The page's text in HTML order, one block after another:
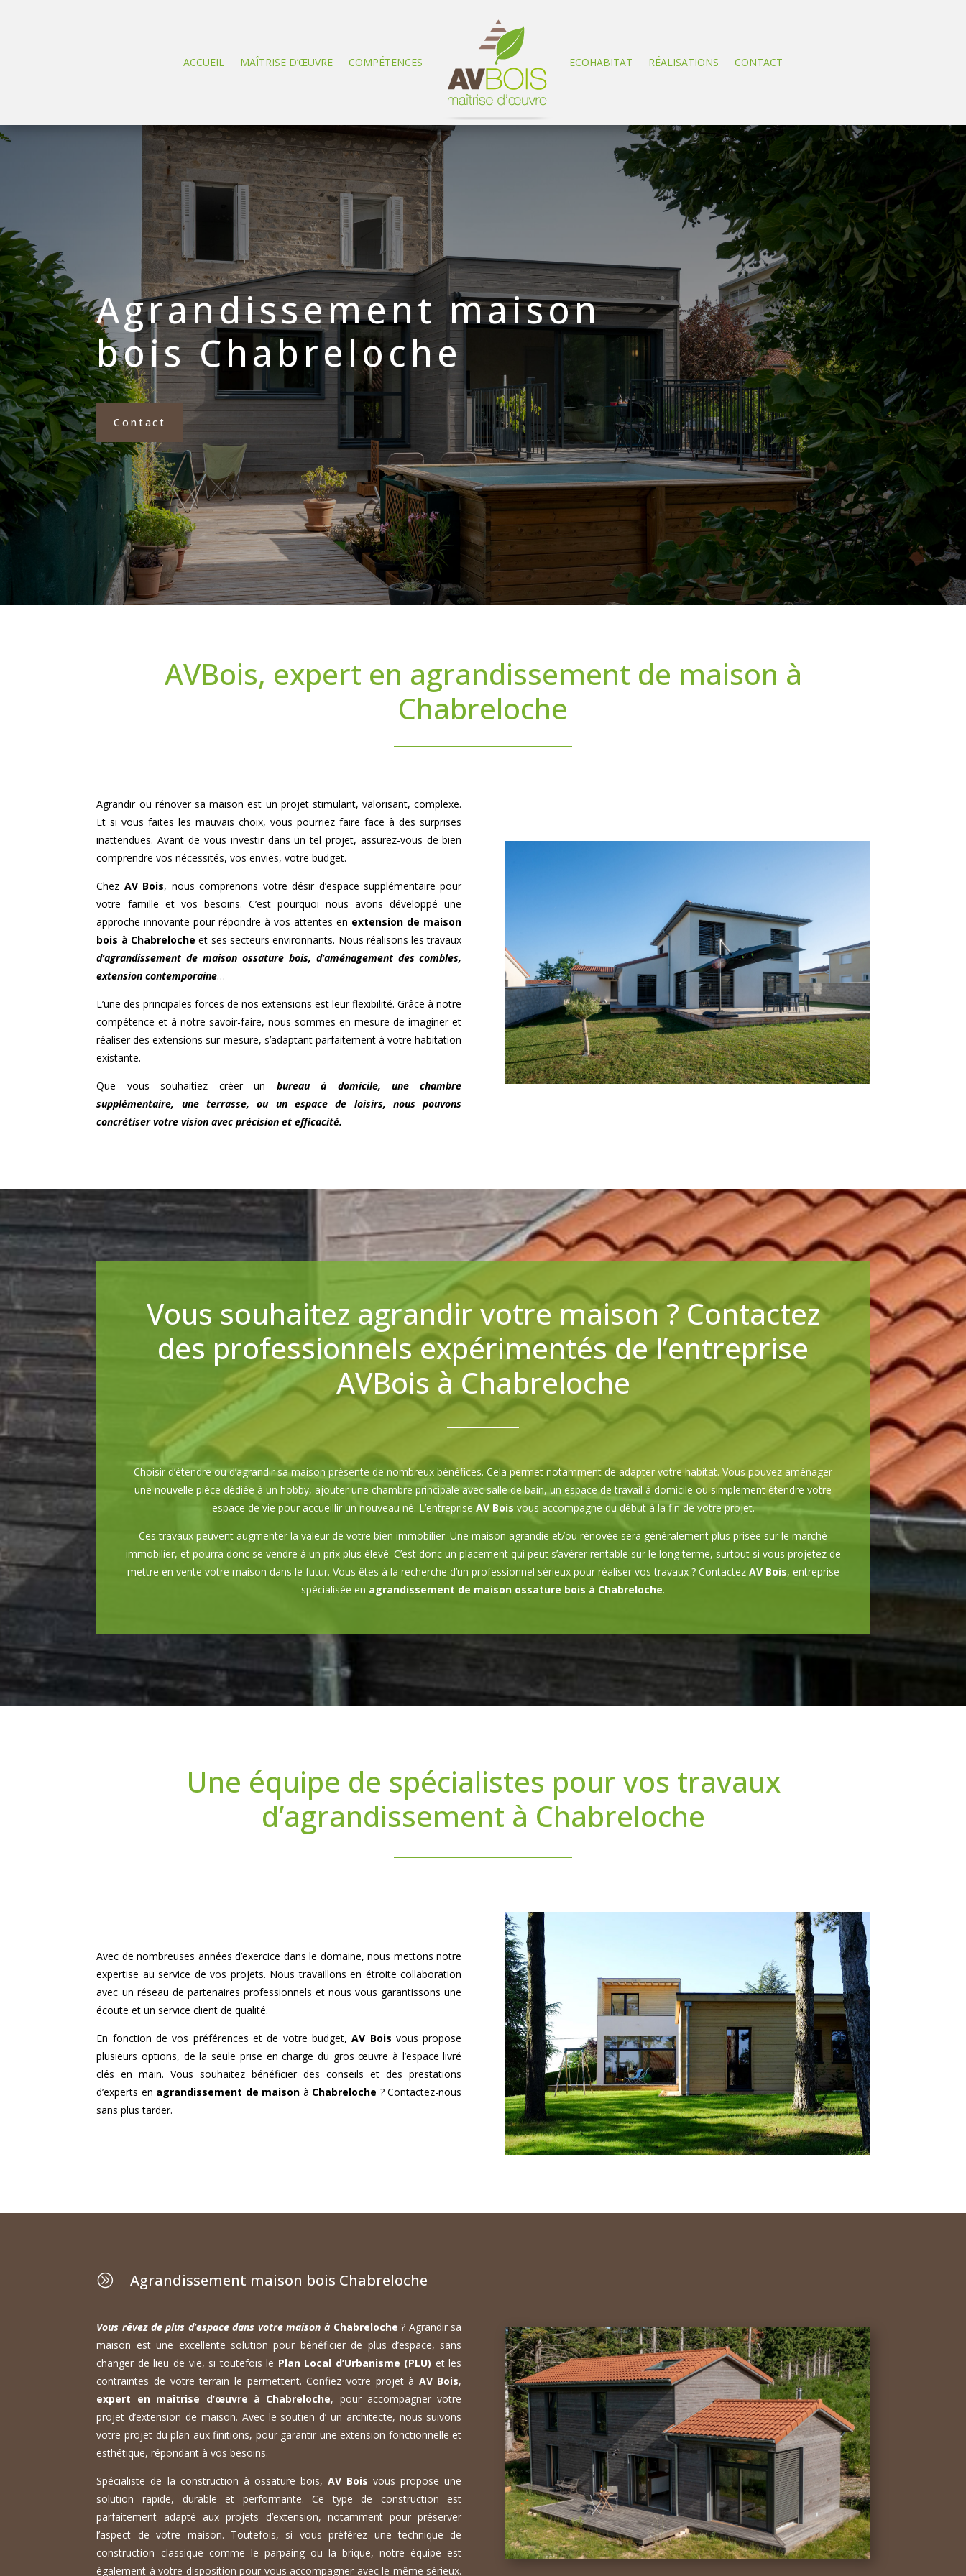
ACCUEIL MAÎTRISE D’ŒUVRE COMPÉTENCES ECOHABITAT RÉALISATIONS CONTACT
Agrandissement maison
bois Chabreloche
Contact
AVBois, expert en agrandissement de maison à
Chabreloche
Agrandir ou rénover sa maison est un projet stimulant, valorisant, complexe.
Et si vous faites les mauvais choix, vous pourriez faire face à des surprises
inattendues. Avant de vous investir dans un tel projet, assurez-vous de bien
comprendre vos nécessités, vos envies, votre budget.
Chez AV Bois, nous comprenons votre désir d’espace supplémentaire pour
votre famille et vos besoins. C’est pourquoi nous avons développé une
approche innovante pour répondre à vos attentes en extension de maison
bois à Chabreloche et ses secteurs environnants. Nous réalisons les travaux
d’agrandissement de maison ossature bois, d’aménagement des combles,
extension contemporaine…
L’une des principales forces de nos extensions est leur flexibilité. Grâce à notre
compétence et à notre savoir-faire, nous sommes en mesure de imaginer et
réaliser des extensions sur-mesure, s’adaptant parfaitement à votre habitation
existante.
Que vous souhaitiez créer un bureau à domicile, une chambre
supplémentaire, une terrasse, ou un espace de loisirs, nous pouvons
concrétiser votre vision avec précision et efficacité.
Vous souhaitez agrandir votre maison ? Contactez
des professionnels expérimentés de l’entreprise
AVBois à Chabreloche
Choisir d’étendre ou d’agrandir sa maison présente de nombreux bénéfices. Cela permet notamment de adapter votre habitat. Vous pouvez aménager
une nouvelle pièce dédiée à un hobby, ajouter une chambre principale avec salle de bain, un espace de travail à domicile ou simplement étendre votre
espace de vie pour accueillir un nouveau né. L’entreprise AV Bois vous accompagne du début à la fin de votre projet.
Ces travaux peuvent augmenter la valeur de votre bien immobilier. Une maison agrandie et/ou rénovée sera généralement plus prisée sur le marché
immobilier, et pourra donc se vendre à un prix plus élevé. C’est donc un placement qui peut s’avérer rentable sur le long terme, surtout si vous projetez de
mettre en vente votre maison dans le futur. Vous êtes à la recherche d’un professionnel sérieux pour réaliser vos travaux ? Contactez AV Bois, entreprise
spécialisée en agrandissement de maison ossature bois à Chabreloche.
Une équipe de spécialistes pour vos travaux
d’agrandissement à Chabreloche
Avec de nombreuses années d’exercice dans le domaine, nous mettons notre
expertise au service de vos projets. Nous travaillons en étroite collaboration
avec un réseau de partenaires professionnels et nous vous garantissons une
écoute et un service client de qualité.
En fonction de vos préférences et de votre budget,AV Bois vous propose
plusieurs options, de la seule prise en charge du gros œuvre à l’espace livré
clés en main. Vous souhaitez bénéficier des conseils et des prestations
d’experts en agrandissement de maison à Chabreloche ? Contactez-nous
sans plus tarder.
A Agrandissement maison bois Chabreloche
Vous rêvez de plus d’espace dans votre maison à Chabreloche ? Agrandir sa
maison est une excellente solution pour bénéficier de plus d’espace, sans
changer de lieu de vie, si toutefois le Plan Local d’Urbanisme (PLU) et les
contraintes de votre terrain le permettent. Confiez votre projet à AV Bois,
expert en maîtrise d’œuvre à Chabreloche, pour accompagner votre
projet d’extension de maison. Avec le soutien d’ un architecte, nous suivons
votre projet du plan aux finitions, pour garantir une extension fonctionnelle et
esthétique, répondant à vos besoins.
Spécialiste de la construction à ossature bois,AV Bois vous propose une
solution rapide, durable et performante. Ce type de construction est
parfaitement adapté aux projets d’extension, notamment pour préserver
l’aspect de votre maison. Toutefois, si vous préférez une technique de
construction classique comme le parpaing ou la brique, notre équipe est
également à votre disposition pour vous accompagner avec le même sérieux.